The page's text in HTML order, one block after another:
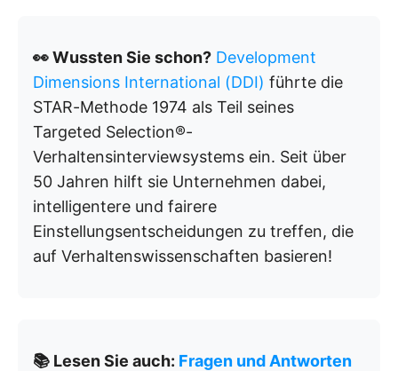
👀 Wussten Sie schon? Development
Dimensions International (DDI) führte die
STAR-Methode 1974 als Teil seines
Targeted Selection®-
Verhaltensinterviewsystems ein. Seit über
50 Jahren hilft sie Unternehmen dabei,
intelligentere und fairere
Einstellungsentscheidungen zu treffen, die
auf Verhaltenswissenschaften basieren!
📚 Lesen Sie auch: Fragen und Antworten